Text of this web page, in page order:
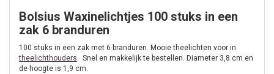
Bolsius Waxinelichtjes 100 stuks in een
zak 6 branduren
100 stuks in een zak met 6 branduren. Mooie theelichten voor in
theelichthouders. Snel en makkelijk te bestellen. Diameter 3,8 cm en
de hoogte is 1,9 cm.